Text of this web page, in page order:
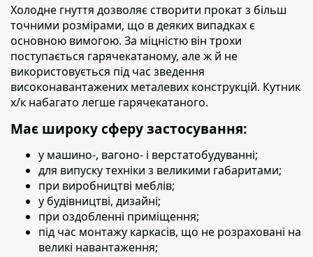
Холодне гнуття дозволяє створити прокат з більш
точними розмірами, що в деяких випадках є
основною вимогою. За міцністю він трохи
поступається гарячекатаному, але ж й не
використовується під час зведення
високонавантажених металевих конструкцій. Кутник
х/к набагато легше гарячекатаного.
Має широку сферу застосування:
у машино-, вагоно- і верстатобудуванні;
для випуску техніки з великими габаритами;
при виробництві меблів;
у будівництві, дизайні;
при оздобленні приміщення;
під час монтажу каркасів, що не розраховані на
великі навантаження;